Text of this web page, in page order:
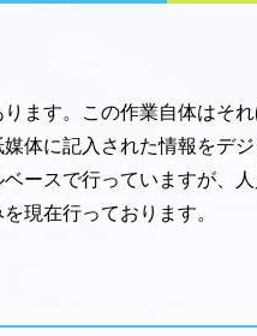
ます。この作業自体はそ
体に記入された情報をデ
ースで行っていますが、
現在行っております。